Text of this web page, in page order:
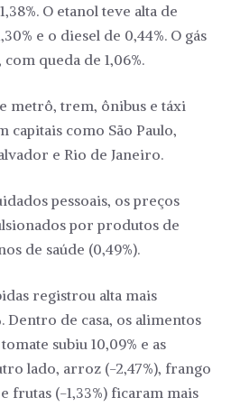
O etanol teve alta de
e o diesel de 0,44%. O gás
queda de 1,06%.
metrô, trem, ônibus e táxi
capitais como São Paulo,
e Rio de Janeiro.
pessoais, os preços
por produtos de
de saúde (0,49%).
registrou alta mais
Dentro de casa, os alimentos
subiu 10,09% e as
lado, arroz (-2,47%), frango
frutas (-1,33%) ficaram mais